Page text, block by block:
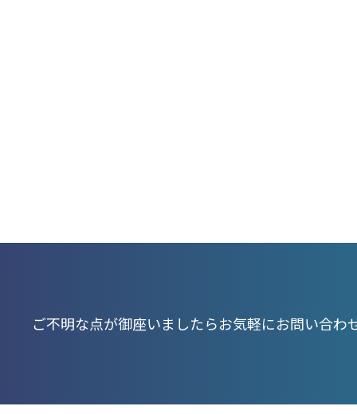
ご不明な点が御座いましたらお気軽にお問い合わ